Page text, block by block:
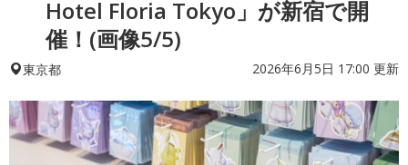
Hotel Floria Tokyo」が新宿で開
催！(画像5/5)
東京都 2026年6月5日 17:00 更新